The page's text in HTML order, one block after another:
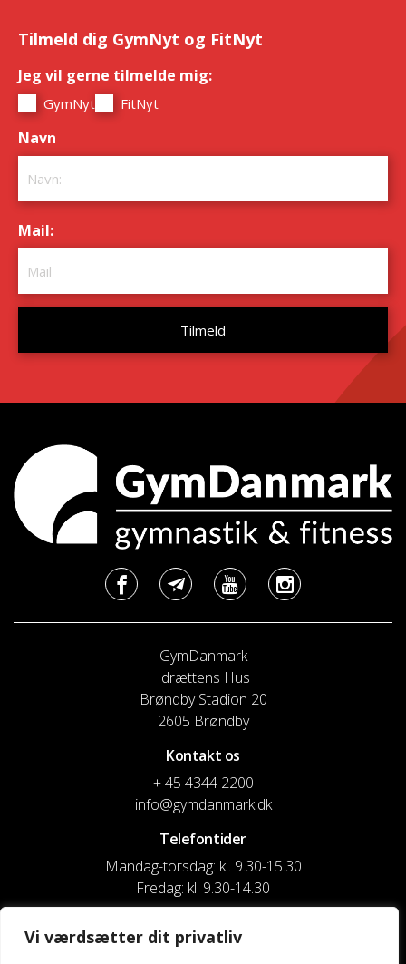
Vi værdsætter dit privatliv
Tilmeld dig GymNyt og FitNyt
Jeg vil gerne tilmelde mig:
GymNyt FitNyt
Navn
Mail:
GymDanmark
Idrættens Hus
Brøndby Stadion 20
2605 Brøndby
Kontakt os
+ 45 4344 2200
info@gymdanmark.dk
Telefontider
Mandag-torsdag: kl. 9.30-15.30
Fredag: kl. 9.30-14.30
CVR nr. 20916818
Reg. & Kontonr.: 4180 3119119022